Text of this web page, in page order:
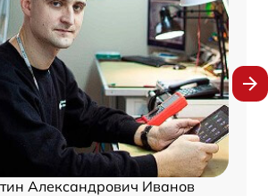
Александрович Иванов